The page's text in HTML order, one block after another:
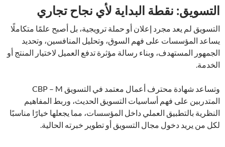
التسويق: نقطة البداية لأي نجاح تجاري
التسويق لم يعد مجرد إعلان أو حملة ترويجية، بل أصبح علمًا متكاملًا
يساعد المؤسسات على فهم السوق، وتحليل المنافسين، وتحديد
الجمهور المستهدف، وبناء رسالة مؤثرة تدفع العميل لاختيار المنتج أو
الخدمة.
وتساعد شهادة محترف أعمال معتمد في التسويق CBP – M
المتدربين على فهم أساسيات التسويق الحديث، وربط المفاهيم
النظرية بالتطبيق العملي داخل المؤسسات، مما يجعلها خيارًا مناسبًا
لكل من يريد دخول مجال التسويق أو تطوير خبرته الحالية.